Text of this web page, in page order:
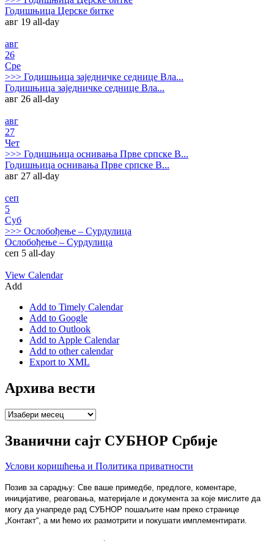
Годишњица Церске битке
авг 19 all-day
авг
26
Сре
>>> Годишњица заједничке седнице Вла...
Годишњица заједничке седнице Вла...
авг 26 all-day
авг
27
Чет
>>> Годишњица оснивања Прве српске В...
Годишњица оснивања Прве српске В...
авг 27 all-day
сеп
5
Суб
>>> Ослобођење – Сурдулица
Ослобођење – Сурдулица
сеп 5 all-day
View Calendar
Add
Add to Timely Calendar
Add to Google
Add to Outlook
Add to Apple Calendar
Add to other calendar
Export to XML
Архива вести
Архива
Званични сајт СУБНОР Србије
Услови коришћења и Политика приватности
Позив за сарадњу: Све ваше примедбе, предлоге, коментаре,
иницијативе, реаговања, материјале и документа за које мислите да
могу да унапреде рад СУБНОР пошаљите нам преко странице
„Контакт“, а ми ћемо их размотрити и покушати имплементирати.